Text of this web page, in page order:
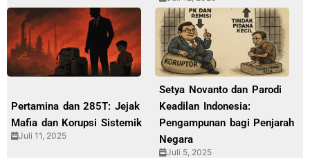
Pertamina dan 285T: Jejak
Mafia dan Korupsi Sistemik
Juli 11, 2025
Setya Novanto dan Parodi
Keadilan Indonesia:
Pengampunan bagi Penjarah
Negara
Juli 5, 2025